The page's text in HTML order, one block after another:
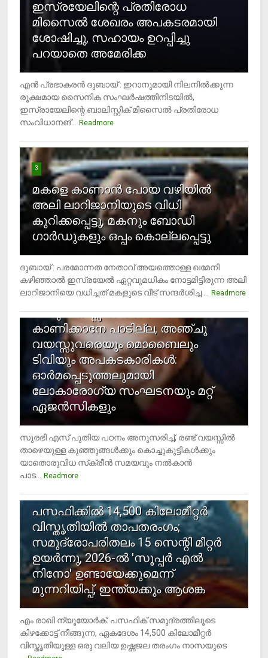
ഇസ്രയേലിന്റെ പ്രതിരോധ
മിസൈല്‍ ശേഖരം അപകടരമായി
ശോഷിച്ചു, സഹായം ഉറപ്പിച്ചു
പറയാതെ അമേരിക്ക
എന്‍ പ്രഭാകരന്‍ ദുബായ് : ഇറാനുമായി നിലനില്‍ക്കുന്ന
രൂക്ഷമായ സൈനിക സംഘര്‍ഷത്തിനിടയില്‍,
ഇസ്രായേലിന്റെ ബാലിസ്റ്റിക് മിസൈല്‍ പ്രതിരോധ
സംവിധാനങ്...
Readmore
3
മകളെ കാണാന്‍ പോയ വഴിയില്‍
അലി ലാറിജാനിയുടെ വിധി
കുറിക്കപ്പെട്ടു, മകനും ബോഡി
ഗാര്‍ഡുകളും ഒപ്പം കൊല്ലപ്പെട്ടു
ദുബായ് : പരമോന്നത നേതാവ് അയത്തൊള്ള ഖമേനി
കഴിഞ്ഞാല്‍ ഇസ്രയേല്‍ ഏറ്റവുമധികം നോട്ടമിട്ടിരുന്ന അലി
ലാറിജാനിയെ വധിച്ചത് മകളുടെ വീട് സന്ദര്‍ശിച്ച ...
Readmore
4
രണ്ടു വയസ്സില്‍ താഴെ സ്‌ക്രീന്‍
കാണിക്കാനേ പാടില്ല, അഞ്ചു
വയസ്സുവരെയും മൊബൈലും
ടിവിയും അപകടകാരികള്‍:
ഓര്‍മപ്പെടുത്തലുമായി
ലോകാരോഗ്യ സംഘടനയും മറ്റ്
ഏജന്‍സികളും
സുരഭി എസ് പുതിയ പഠനം അനുസരിച്ച്, രണ്ട് വയസ്സില്‍
താഴെയുള്ള കുഞ്ഞുങ്ങള്‍ക്കും കൊച്ചുകുട്ടികള്‍ക്കും
യാതൊരുവിധ സ്‌ക്രീന്‍ സമയവും നല്‍കാന്‍
പാട...
Readmore
പസഫിക്കില്‍ 14,500 കിലോമീറ്റര്‍
വിസ്തൃതിയില്‍ താപതരംഗം;
സമുദ്രോപരിതലം 15 സെന്റി മീറ്റര്‍
ഉയര്‍ന്നു, 2026-ല്‍ 'സൂപ്പര്‍ എല്‍
നിനോ' ഉണ്ടായേക്കുമെന്ന്
മുന്നറിയിപ്പ്, ഇന്ത്യക്കും ആശങ്ക
എം രാഖി ന്യൂയോര്‍ക്: പസഫിക് സമുദ്രത്തിലൂടെ
കിഴക്കോട്ട് നീങ്ങുന്ന, ഏകദേശം 14,500 കിലോമീറ്റര്‍
വിസ്തൃതിയുള്ള ഒരു വലിയ ഉഷ്ണജല തരംഗം നാസയുടെ